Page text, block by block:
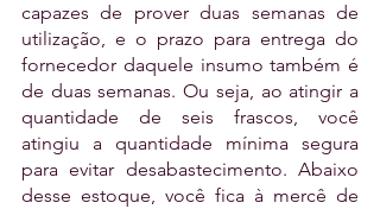
capazes de prover duas semanas de
utilização, e o prazo para entrega do
fornecedor daquele insumo também é
de duas semanas. Ou seja, ao atingir a
quantidade de seis frascos, você
atingiu a quantidade mínima segura
para evitar desabastecimento. Abaixo
desse estoque, você fica à mercê de